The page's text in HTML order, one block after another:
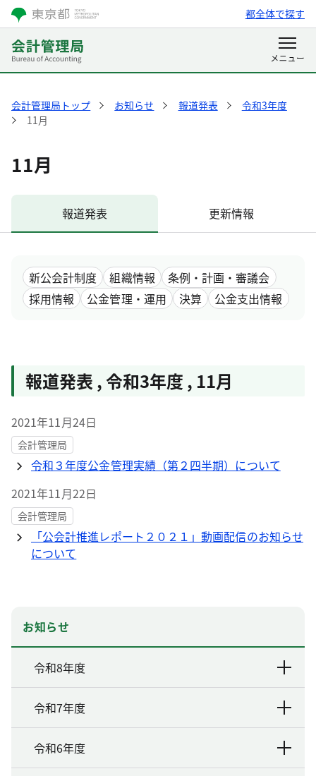
都全体で探す
会計管理局トップ お知らせ 報道発表
令和3年度
11月
11月
報道発表 更新情報
新公会計制度 組織情報
条例・計画・審議会
採用情報
公金管理・運用 決算 公金支出情報
報道発表 ,令和3年度 , 11月
2021年11月24日
会計管理局
令和３年度公金管理実績（第２四半期）について
2021年11月22日
会計管理局
「公会計推進レポート２０２１」動画配信のお知らせ
について
お知らせ
令和8年度
令和7年度
令和6年度